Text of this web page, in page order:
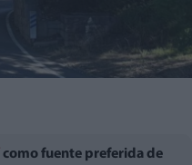
como fuente preferida de